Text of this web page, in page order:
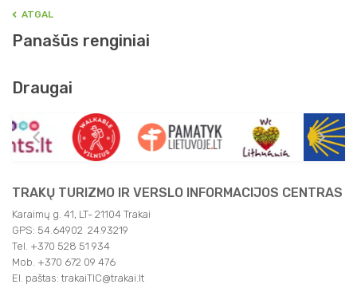
ATGAL
Panašūs renginiai
Draugai
TRAKŲ TURIZMO IR VERSLO INFORMACIJOS CENTRAS
Karaimų g. 41, LT- 21104 Trakai
GPS: 54.64902 24.93219
Tel. +370 528 51 934
Mob. +370 672 09 476
El. paštas: trakaiTIC@trakai.lt